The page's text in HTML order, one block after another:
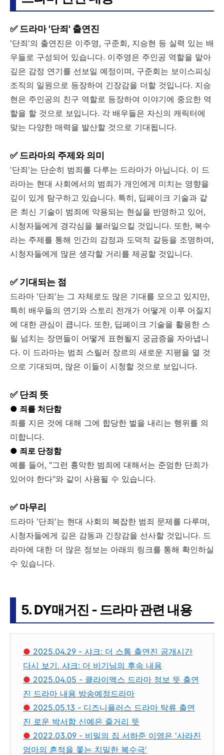
✅ 드라마 '단죄' 출연진
'단죄'의 출연진은 이주영, 구준회, 지승현 등 실력 있는 배
우들로 구성되어 있습니다. 이주영은 주인공 역할을 맡아
깊은 감정 연기를 선보일 예정이며, 구준회는 보이스피싱
조직의 일원으로 등장하여 긴장감을 더할 것입니다. 지승
현은 주인공의 친구 역할로 등장하여 이야기에 중요한 역
할을 할 것으로 보입니다. 각 배우들은 자신의 캐릭터에
맞는 다양한 매력을 발산할 것으로 기대됩니다.
✅ 드라마의 주제와 의미
'단죄'는 단순히 범죄를 다루는 드라마가 아닙니다. 이 드
라마는 현대 사회에서의 범죄가 개인에게 미치는 영향을
깊이 있게 탐구하고 있습니다. 특히, 딥페이크 기술과 같
은 최신 기술이 범죄에 악용되는 현실을 반영하고 있어,
시청자들에게 경각심을 불러일으킬 것입니다. 또한, 복수
라는 주제를 통해 인간의 감정과 도덕적 갈등을 조명하며,
시청자들에게 많은 생각할 거리를 제공할 것입니다.
✅ 기대되는 점
드라마 '단죄'는 그 자체로도 많은 기대를 모으고 있지만,
특히 배우들의 연기와 스토리 전개가 어떻게 이루 어질지
에 대한 관심이 큽니다. 또한, 딥페이크 기술을 활용한 스
릴 넘치는 장면들이 어떻게 표현될지 궁금증을 자아냅니
다. 이 드라마는 범죄 스릴러 장르의 새로운 지평을 열 것
으로 기대되며, 많은 이들이 시청할 것으로 보입니다.
✅ 단죄 뜻
● 죄를 처단함
죄를 지은 것에 대해 그에 합당한 벌을 내리는 행위를 의
미합니다.
● 죄로 단정함
예를 들어, "그런 흉악한 범죄에 대해서는 준엄한 단죄가
있어야 한다"와 같이 사용될 수 있습니다.
✅ 마무리
드라마 '단죄'는 현대 사회의 복잡한 범죄 문제를 다루며,
시청자들에게 깊은 감동과 긴장감을 선사할 것입니다. 드
라마에 대한 더 많은 정보는 아래의 링크를 통해 확인하실
수 있습니다.
5. DY매거진 - 드라마 관련 내용
● 2025.04.29 - 샤크: 더 스톰 출연진 공개시간
다시 보기, 샤크: 더 비기닝의 후속 내용
● 2025.04.05 - 클라이맥스 드라마 정보 뜻 출연
진 드라마 내용 방송예정드라마
● 2025.05.13 - 디즈니플러스 드라마 탁류 출연
진 로운 박서함 신예은 줄거리 뜻
● 2022.03.09 - 비밀의 집 서하준 이영은 '사라진
엄마의 흔적을 쫓는 치밀한 복수극'